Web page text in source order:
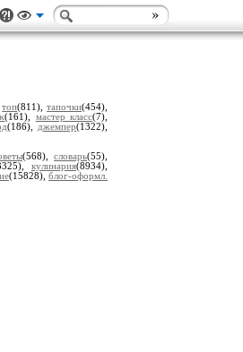
топ(811),тапочки(454),
(161), мастер класс(7),
(186), джемпер(1322),
(568),словарь(55),
кулинария(8934),
(15828),блог-оформл.